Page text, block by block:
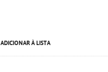
ADICIONAR À LISTA